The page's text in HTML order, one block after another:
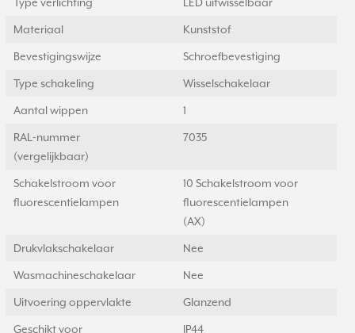
Materiaal Kunststof
Bevestigingswijze Schroefbevestiging
Type schakeling Wisselschakelaar
Aantal wippen 1
RAL-nummer
(vergelijkbaar)
7035
Schakelstroom voor
fluorescentielampen
10 Schakelstroom voor
fluorescentielampen
(AX)
Drukvlakschakelaar Nee
Wasmachineschakelaar Nee
Uitvoering oppervlakte Glanzend
Geschikt voor
IP44